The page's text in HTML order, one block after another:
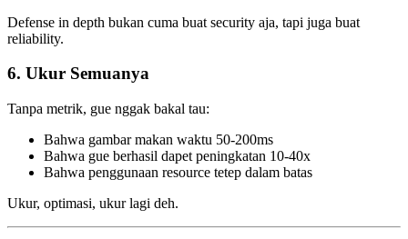
Defense in depth bukan cuma buat security aja, tapi juga buat
reliability.
6. Ukur Semuanya
Tanpa metrik, gue nggak bakal tau:
Bahwa gambar makan waktu 50-200ms
Bahwa gue berhasil dapet peningkatan 10-40x
Bahwa penggunaan resource tetep dalam batas
Ukur, optimasi, ukur lagi deh.